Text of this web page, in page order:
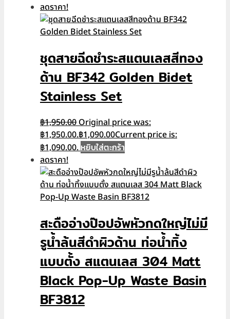
ลดราคา!
ชุดสายฉีดชำระสแตนเลสสีทอง
ด้าน BF342 Golden Bidet
Stainless Set
฿1,950.00Original price was:
฿1,950.00.฿1,090.00Current price is:
฿1,090.00. หยิบใส่ตะกร้า
ลดราคา!
สะดืออ่างป๊อปอัพหัวกดใหญ่ไม่มี
รูน้ำล้นสีดำผิวด้าน ท่อน้ำทิ้ง
แบบตั้ง สแตนเลส 304 Matt
Black Pop-Up Waste Basin
BF3812